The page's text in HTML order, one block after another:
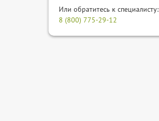
Или обратитесь к специалисту:
8 (800) 775-29-12